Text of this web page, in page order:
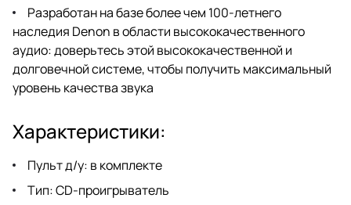
Разработан на базе более чем 100-летнего
наследия Denon в области высококачественного
аудио: доверьтесь этой высококачественной и
долговечной системе, чтобы получить максимальный
уровень качества звука
Характеристики:
Пульт д/у: в комплекте
Тип: CD-проигрыватель